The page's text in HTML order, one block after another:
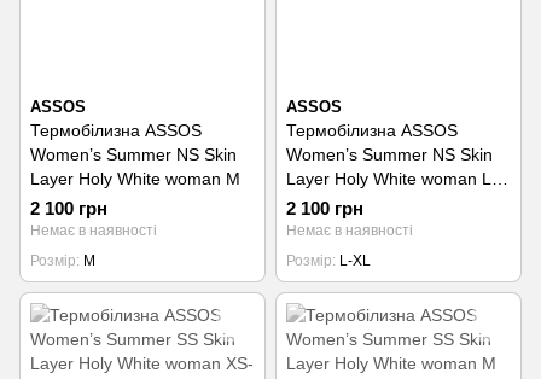
ASSOS
Термобілизна ASSOS
Women’s Summer NS Skin
Layer Holy White woman M
2 100 грн
Немає в наявності
Розмір
M
ASSOS
Термобілизна ASSOS
Women’s Summer NS Skin
Layer Holy White woman L-
XL
2 100 грн
Немає в наявності
Розмір
L-XL